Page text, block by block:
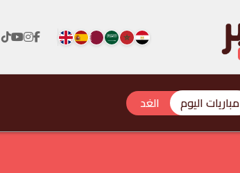
مباريات اليوم الغد